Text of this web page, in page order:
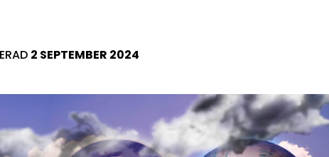
2 SEPTEMBER 2024